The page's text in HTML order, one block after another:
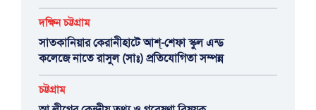
দক্ষিন চট্টগ্রাম
সাতকানিয়ার কেরানীহাটে আশ্-শেফা স্কুল এন্ড
কলেজে নাতে রাসুল (সাঃ) প্রতিযোগিতা সম্পন্ন
চট্টগ্রাম